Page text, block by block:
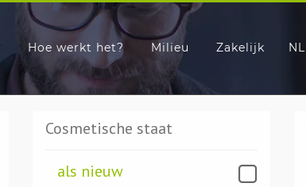
Hoe werkt het? Milieu Zakelijk NL
Cosmetische staat
als nieuw